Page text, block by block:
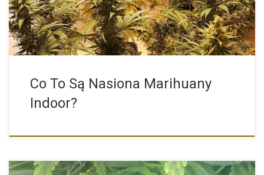
Co To Są Nasiona Marihuany
Indoor?